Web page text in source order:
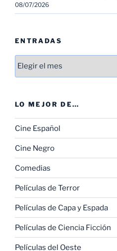
08/07/2026
ENTRADAS
Entradas
LO MEJOR DE…
Cine Español
Cine Negro
Comedias
Películas de Terror
Películas de Capa y Espada
Películas de Ciencia Ficción
Películas del Oeste